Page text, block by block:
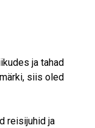
ja tahad
siis oled
reisijuhid ja